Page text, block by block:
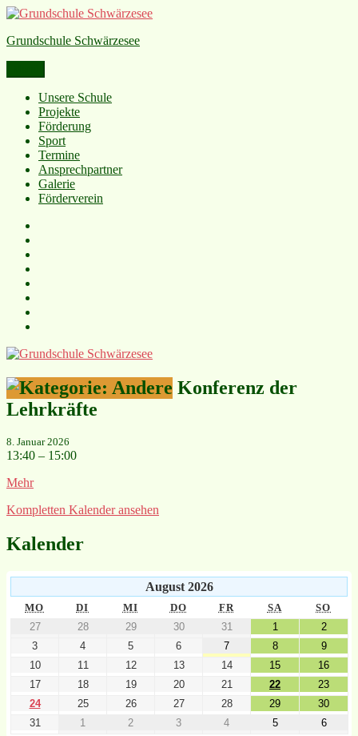
Grundschule Schwärzesee
Unsere Schule
Projekte
Förderung
Sport
Termine
Ansprechpartner
Galerie
Förderverein
Konferenz der
Lehrkräfte
8. Januar 2026
13:40 – 15:00
Mehr
Kompletten Kalender ansehen
Kalender
August 2026
MO DI MI DO FR SA SO
27 28 29 30 31 1
2
3
4 5 6 7 8
9
10
11 12 13 14 15
16
17
18 19 20 21 22
23
24
25 26 27 28 29
30
31
1 2 3 4 5 6